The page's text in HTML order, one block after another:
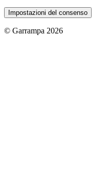
Impostazioni del consenso
© Garrampa 2026